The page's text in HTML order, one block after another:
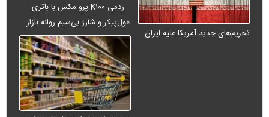
تحریم‌های جدید آمریکا علیه ایران
ردمی K۱۰۰ پرو مکس با باتری
غول‌پیکر و شارژ بی‌سیم روانه بازار
می‌شود